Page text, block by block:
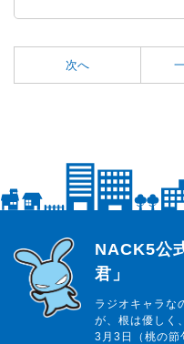
次へ
らじっと君
NACK5公
君」
ラジオキャラな
が、根は優しく
3月3日（桃の節